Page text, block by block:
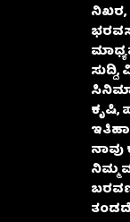
ನಿಖರ,
ಕೃಷಿ,
ನಾವು
ನಿಮ್ಮ